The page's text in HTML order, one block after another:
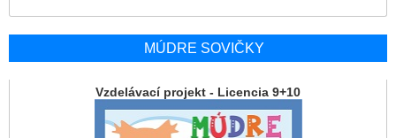
MÚDRE SOVIČKY
Vzdelávací projekt - Licencia 9+10